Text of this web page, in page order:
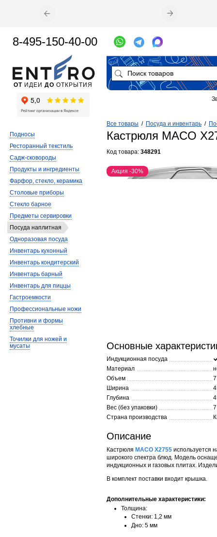
Все товары / Посуда и инвентарь /
Кастрюля MACO
Код товара: 348291
Акция -30%
Основные
Индукционная посуда
Материал
Объем
Ширина
Глубина
Вес (без упаковки)
Страна производства
Описание
Кастрюля MACO X2755 используется
широкого спектра блюд. Модель
индукционных и газовых плитах.
В комплект поставки входит крышка.
Дополнительные характеристики:
Толщина:
Стенки: 1,2 мм
Дно: 5 мм
Подносы
Ресторанный текстиль
Садж-сковороды
Продукты и ингредиенты
Фарфор, стекло, керамика
Столовые приборы
Стекло барное
Предметы сервировки
Посуда наплитная
Одноразовая посуда
Инвентарь кухонный
Инвентарь кондитерский
Инвентарь барный
Инвентарь для пиццы
Гастроемкости
Профессиональные ножи
Противни и формы
хлебные
Точилки для ножей и
мусаты
ОТ ИДЕИ ДО ОТКРЫТИЯ
8-495-150-40-00